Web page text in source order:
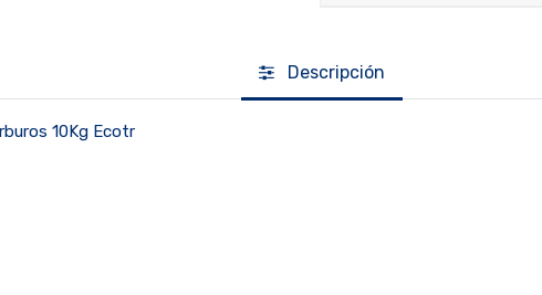
Descripción
10Kg Ecotr